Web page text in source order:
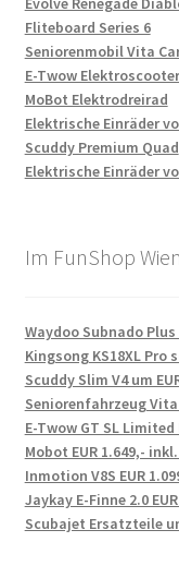
Fliteboard Series 6
Seniorenmobil Vita
E-Twow Elektroscooter
MoBot Elektrodreirad
Elektrische Einräder
Scuddy Premium Quad
Elektrische Einräder
Im FunShop
Waydoo Subnado Plus
Kingsong KS18XL Pro
Scuddy Slim V4 um
Seniorenfahrzeug Vita
E-Twow GT SL Limited
Mobot EUR 1.649,-
Inmotion V8S EUR
Jaykay E-Finne 2.0
Scubajet Ersatzteile